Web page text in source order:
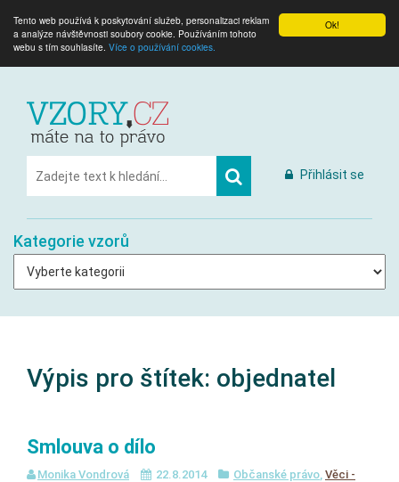
Ok!
Tento web používá k poskytování služeb, personalizaci reklam
a analýze návštěvnosti soubory cookie. Používáním tohoto
webu s tím souhlasíte. Více o používání cookies.
Přihlásit se
Kategorie vzorů
Výpis pro štítek: objednatel
Smlouva o dílo
Monika Vondrová 22.8.2014 Občanské právo, Věci -